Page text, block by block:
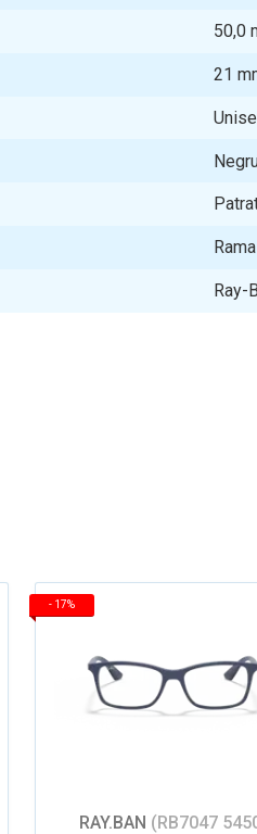
50,0
21
Ray-
- 17%
RAY.BAN (RB7047